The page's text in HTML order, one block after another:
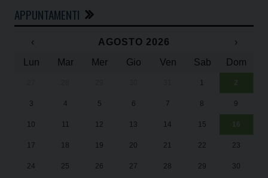
APPUNTAMENTI
‹ AGOSTO 2026
›
Lun
Mar Mer Gio Ven Sab Dom
1 2
3 4 5 6 7 8 9
10 11 12 13 14 15 16
17 18 19 20 21 22 23
24 25 26 27 28 29 30